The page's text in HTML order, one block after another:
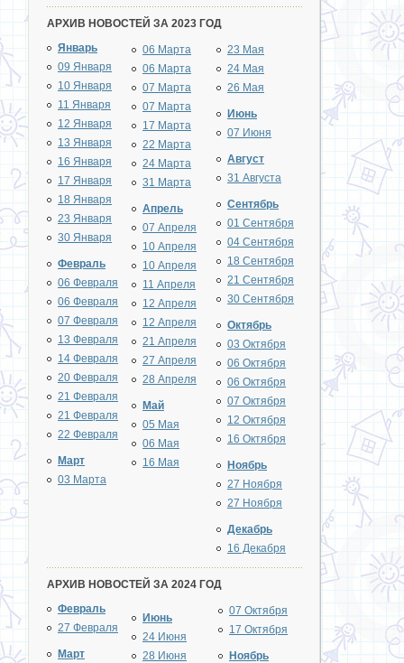
АРХИВ НОВОСТЕЙ ЗА 2023 ГОД
Январь
09 Января
10 Января
11 Января
12 Января
13 Января
16 Января
17 Января
18 Января
23 Января
30 Января
Февраль
06 Февраля
06 Февраля
07 Февраля
13 Февраля
14 Февраля
20 Февраля
21 Февраля
21 Февраля
22 Февраля
Март
03 Марта
06 Марта
06 Марта
07 Марта
07 Марта
17 Марта
22 Марта
24 Марта
31 Марта
Апрель
07 Апреля
10 Апреля
10 Апреля
11 Апреля
12 Апреля
12 Апреля
21 Апреля
27 Апреля
28 Апреля
Май
05 Мая
06 Мая
16 Мая
23 Мая
24 Мая
26 Мая
Июнь
07 Июня
Август
31 Августа
Сентябрь
01 Сентября
04 Сентября
18 Сентября
21 Сентября
30 Сентября
Октябрь
03 Октября
06 Октября
06 Октября
07 Октября
12 Октября
16 Октября
Ноябрь
27 Ноября
27 Ноября
Декабрь
16 Декабря
АРХИВ НОВОСТЕЙ ЗА 2024 ГОД
Февраль
27 Февраля
Март
Июнь
24 Июня
28 Июня
07 Октября
17 Октября
Ноябрь